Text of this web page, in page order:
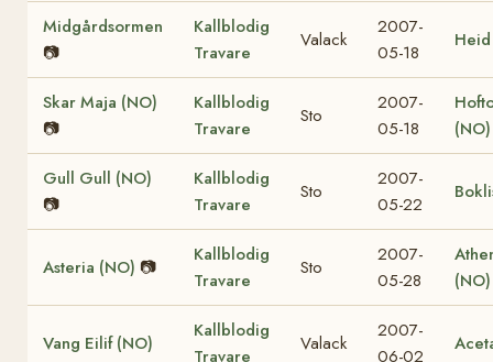
Midgårdsormen
📷
Kallblodig
Travare
Valack
2007-
05-18
Heid
Skar Maja (NO)
📷
Kallblodig
Travare
Sto
2007-
05-18
(NO)
Gull Gull (NO)
📷
Kallblodig
Travare
Sto
2007-
05-22
Asteria (NO) 📷
Kallblodig
Travare
Sto
2007-
05-28
(NO)
Vang Eilif (NO)
Kallblodig
Travare
Valack
2007-
06-02